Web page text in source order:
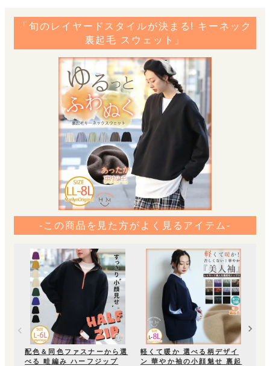
「旬のレイヤードスタイルが決まる! キーネック
裏起毛 スウェット」
-この商品を見た方がよく見るアイテム-
配色＆同色ファスナーから選
べる 畦編み ハーフジップ
軽くて暖か 選べる柄デザイ
ン 華やか袖の小顔魅せ 裏起